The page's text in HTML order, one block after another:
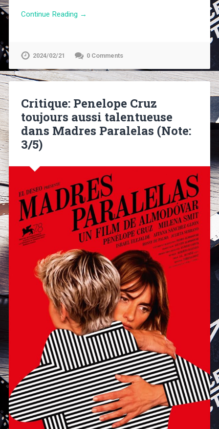
Continue Reading →
2024/02/21 0 Comments
Critique: Penelope Cruz
toujours aussi talentueuse
dans Madres Paralelas (Note:
3/5)